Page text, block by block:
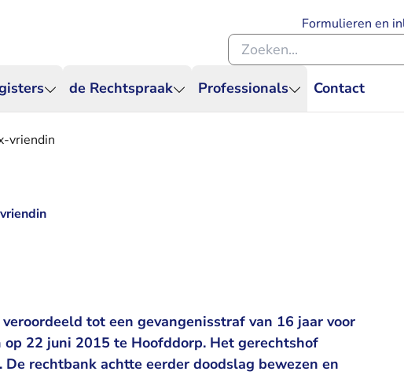
de Rechtspraak Professionals Contact
Formulieren en
Zoeken binnen de Rechtspraak
vriendin
tot een gevangenisstraf van 16 jaar voor
22 juni 2015 te Hoofddorp. Het gerechtshof
rechtbank achtte eerder doodslag bewezen en